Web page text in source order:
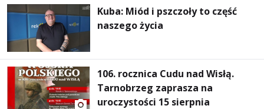
Kuba: Miód i pszczoły to część
naszego życia
106. rocznica Cudu nad Wisłą.
Tarnobrzeg zaprasza na
uroczystości 15 sierpnia